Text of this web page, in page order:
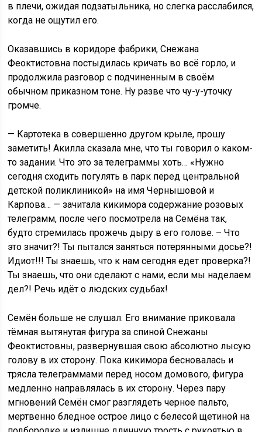
в плечи, ожидая подзатыльника, но слегка расслабился,
когда не ощутил его.
Оказавшись в коридоре фабрики, Снежана
Феоктистовна постыдилась кричать во всё горло, и
продолжила разговор с подчиненным в своём
обычном приказном тоне. Ну разве что чу-у-уточку
громче.
— Картотека в совершенно другом крыле, прошу
заметить! Акилла сказала мне, что ты говорил о каком-
то задании. Что это за телеграммы хоть… «Нужно
сегодня сходить погулять в парк перед центральной
детской поликлиникой» на имя Чернышовой и
Карпова… — зачитала кикимора содержание розовых
телеграмм, после чего посмотрела на Семёна так,
будто стремилась прожечь дыру в его голове. – Что
это значит?! Ты пытался заняться потерянными досье?!
Идиот!!! Ты знаешь, что к нам сегодня едет проверка?!
Ты знаешь, что они сделают с нами, если мы наделаем
дел?! Речь идёт о людских судьбах!
Семён больше не слушал. Его внимание приковала
тёмная вытянутая фигура за спиной Снежаны
Феоктистовны, развернувшая свою абсолютно лысую
голову в их сторону. Пока кикимора бесновалась и
трясла телеграммами перед носом домового, фигура
медленно направлялась в их сторону. Через пару
мгновений Семён смог разглядеть черное пальто,
мертвенно бледное острое лицо с белесой щетиной на